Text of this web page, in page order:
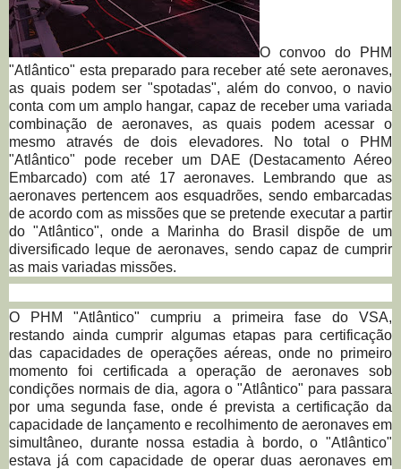
O convoo do PHM
"Atlântico" esta preparado para receber até sete aeronaves,
as quais podem ser "spotadas", além do convoo, o navio
conta com um amplo hangar, capaz de receber uma variada
combinação de aeronaves, as quais podem acessar o
mesmo através de dois elevadores. No total o PHM
"Atlântico" pode receber um DAE (Destacamento Aéreo
Embarcado) com até 17 aeronaves. Lembrando que as
aeronaves pertencem aos esquadrões, sendo embarcadas
de acordo com as missões que se pretende executar a partir
do "Atlântico", onde a Marinha do Brasil dispõe de um
diversificado leque de aeronaves, sendo capaz de cumprir
as mais variadas missões.
O PHM "Atlântico" cumpriu a primeira fase do VSA,
restando ainda cumprir algumas etapas para certificação
das capacidades de operações aéreas, onde no primeiro
momento foi certificada a operação de aeronaves sob
condições normais de dia, agora o "Atlântico" para passara
por uma segunda fase, onde é prevista a certificação da
capacidade de lançamento e recolhimento de aeronaves em
simultâneo, durante nossa estadia à bordo, o "Atlântico"
estava já com capacidade de operar duas aeronaves em